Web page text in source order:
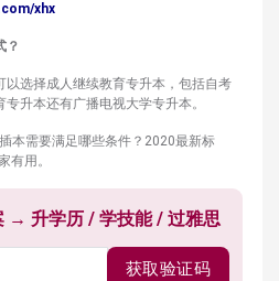
xhx
？
以选择成人继续教育专升本，包括自考
升本还有广播电视大学专升本。
本需要满足哪些条件？2020最新标
有用。
→ 升学历 / 学技能 / 过雅思
获取验证码